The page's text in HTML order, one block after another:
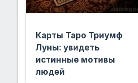
Карты Таро Триумф
Луны: увидеть
истинные мотивы
людей